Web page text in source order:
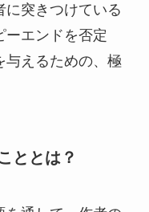
に突きつけている
ーエンドを否定
与えるための、極
ととは？